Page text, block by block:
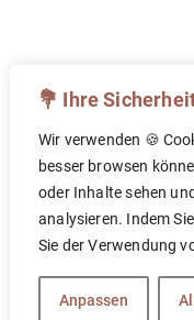
💐 Ihre
Wir verwenden 🍪
besser browsen
oder Inhalte sehen
analysieren. Indem
Sie der Verwendung
AnpassenACTIVE